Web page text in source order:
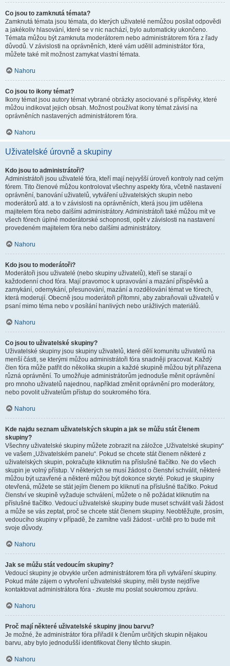
Co jsou to zamknutá témata?
Zamknutá témata jsou témata, do kterých uživatelé nemůžou posílat odpovědi
a jakékoliv hlasování, které se v nic nachází, bylo automaticky ukončeno.
Témata můžou být zamknuta moderátorem nebo administrátorem fóra z řady
důvodů. V závislosti na oprávněních, které vám udělil administrátor fóra,
můžete také mít možnost zamykat vlastní témata.
Nahoru
Co jsou to ikony témat?
Ikony témat jsou autory témat vybrané obrázky asociované s příspěvky, které
můžou indikovat jejich obsah. Možnost používat ikony témat závisí na
oprávněních nastavených administrátorem fóra.
Nahoru
Uživatelské úrovně a skupiny
Kdo jsou to administrátoři?
Administrátoři jsou uživatelé fóra, kteří mají nejvyšší úroveň kontroly nad celým
fórem. Tito členové můžou kontrolovat všechny aspekty fóra, včetně nastavení
oprávnění, banování uživatelů, vytváření uživatelských skupin nebo
moderátorů atd. a to v závislosti na oprávněních, která jsou jim udělena
majitelem fóra nebo dalšími administrátory. Administrátoři také můžou mít ve
všech fórech úplné moderátorské schopnosti, opět v závislosti na nastavení
provedeném majitelem fóra nebo dalšími administrátory.
Nahoru
Kdo jsou to moderátoři?
Moderátoři jsou uživatelé (nebo skupiny uživatelů), kteří se starají o
každodenní chod fóra. Mají pravomoc k upravování a mazání příspěvků a
zamykání, odemykání, přesunování, mazání a rozdělování témat ve fórech,
která moderují. Obecně jsou moderátoři přítomni, aby zabraňovali uživatelů v
psaní mimo téma nebo v posílání hanlivých nebo urážlivých materiálů.
Nahoru
Co jsou to uživatelské skupiny?
Uživatelské skupiny jsou skupiny uživatelů, které dělí komunitu uživatelů na
menší části, se kterými můžou administrátoři fóra snadněji pracovat. Každý
člen fóra může patřit do několika skupin a každé skupině můžou být přiřazena
různá oprávnění. To umožňuje administrátorům jednoduše měnit oprávnění
pro mnoho uživatelů najednou, například změnit oprávnění pro moderátory,
nebo povolit uživatelům přístup do soukromého fóra.
Nahoru
Kde najdu seznam uživatelských skupin a jak se můžu stát členem
skupiny?
Všechny uživatelské skupiny můžete zobrazit na záložce „Uživatelské skupiny“
ve vašem „Uživatelském panelu“. Pokud se chcete stát členem některé z
uživatelských skupin, pokračujte kliknutím na příslušné tlačítko. Ne do všech
skupin je volný přístup. V některých se musí žádost o členství schválit, některé
můžou být uzavřené a některé můžou být dokonce skryté. Pokud je skupiny
otevřená, můžete se stát jejím členem po kliknutí na příslušné tlačítko. Pokud
členství ve skupině vyžaduje schválení, můžete o ně požádat kliknutím na
příslušné tlačítko. Vedoucí uživatelské skupiny bude muset schválit vaši žádost
a může se vás zeptat, proč se chcete stát členem skupiny. Neobtěžujte, prosím,
vedoucího skupiny v případě, že zamítne vaši žádost - určitě pro to bude mít
svoje důvody.
Nahoru
Jak se můžu stát vedoucím skupiny?
Vedoucí skupiny je obvykle určen administrátorem fóra při vytváření skupiny.
Pokud máte zájem o vytvoření uživatelské skupiny, měli byste nejdříve
kontaktovat administrátora fóra - zkuste mu poslat soukromou zprávu.
Nahoru
Proč mají některé uživatelské skupiny jinou barvu?
Je možné, že administrátor fóra přiřadil k členům určitých skupin nějakou
barvu, aby bylo jednodušší identifikovat členy těchto skupin.
Nahoru